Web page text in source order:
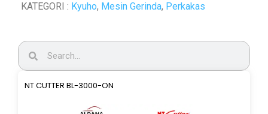
KATEGORI : Kyuho, Mesin Gerinda, Perkakas
NT CUTTER BL-3000-ON